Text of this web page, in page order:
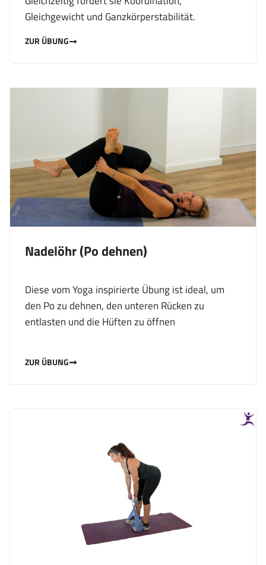
Gleichgewicht und Ganzkörperstabilität.
ZUR ÜBUNG
Nadelöhr (Po dehnen)
Diese vom Yoga inspirierte Übung ist ideal, um
den Po zu dehnen, den unteren Rücken zu
entlasten und die Hüften zu öffnen
ZUR ÜBUNG